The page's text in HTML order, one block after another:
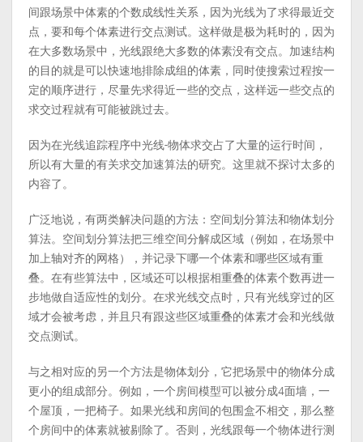
间跟场景中体素的个数成线性关系，因为光线为了求得最近交
点，要和每个体素进行交点测试。这样做是极为耗时的，因为
在大多数场景中，光线跟绝大多数的体素没有交点。加速结构
的目的就是可以快速地排除成组的体素，同时使搜索过程按一
定的顺序进行，尽量先求得近一些的交点，这样远一些交点的
求交过程就有可能被跳过去。
因为在光线追踪程序中光线-物体求交占了大量的运行时间，
所以有大量的有关求交加速算法的研究。这里就不探讨太多的
内容了。
广泛地说，有两类解决问题的方法：空间划分算法和物体划分
算法。空间划分算法把三维空间分解成区域（例如，在场景中
加上轴对齐的网格），并记录下哪一个体素和哪些区域有重
叠。在有些算法中，区域还可以根据相重叠的体素个数再进一
步地做自适应性的划分。在求光线交点时，只有光线穿过的区
域才会被考虑，并且只有跟这些区域重叠的体素才会和光线做
交点测试。
与之相对应的另一个方法是物体划分，它把场景中的物体分成
更小的组成部分。例如，一个房间模型可以被分成4面墙，一
个屋顶，一把椅子。如果光线和房间的包围盒不相交，那么整
个房间中的体素就被剔除了。否则，光线跟每一个物体进行测